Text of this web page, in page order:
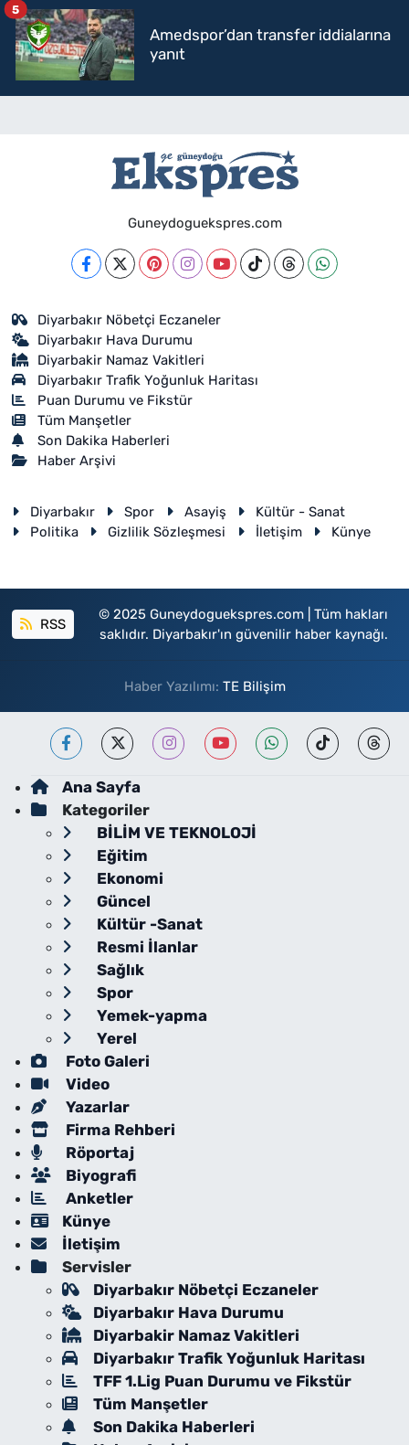
Amedspor’dan transfer iddialarına
yanıt
5
Guneydoguekspres.com
Diyarbakır Nöbetçi Eczaneler
Diyarbakır Hava Durumu
Diyarbakir Namaz Vakitleri
Diyarbakır Trafik Yoğunluk Haritası
Puan Durumu ve Fikstür
Tüm Manşetler
Son Dakika Haberleri
Haber Arşivi
Diyarbakır Spor Asayiş
Kültür - Sanat
Politika
Gizlilik Sözleşmesi İletişim Künye
RSS
© 2025 Guneydoguekspres.com | Tüm hakları
saklıdır. Diyarbakır'ın güvenilir haber kaynağı.
Haber Yazılımı: TE Bilişim
Ana Sayfa
Kategoriler
BİLİM VE TEKNOLOJİ
Eğitim
Ekonomi
Güncel
Kültür -Sanat
Resmi İlanlar
Sağlık
Spor
Yemek-yapma
Yerel
Foto Galeri
Video
Yazarlar
Firma Rehberi
Röportaj
Biyografi
Anketler
Künye
İletişim
Servisler
Diyarbakır Nöbetçi Eczaneler
Diyarbakır Hava Durumu
Diyarbakir Namaz Vakitleri
Diyarbakır Trafik Yoğunluk Haritası
TFF 1.Lig Puan Durumu ve Fikstür
Tüm Manşetler
Son Dakika Haberleri